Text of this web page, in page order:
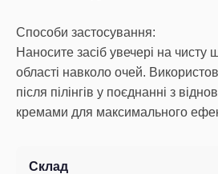
Способи застосування:
Наносите засіб увечері на чисту
області навколо очей.
після пілінгів у поєднанні з
кремами для максимального
Склад